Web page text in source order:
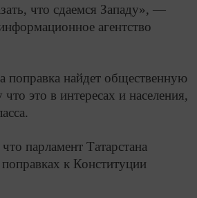
что сдаемся Западу», —
агентство
поправка найдет общественную
это в интересах и населения,
парламент Татарстана
к Конституции